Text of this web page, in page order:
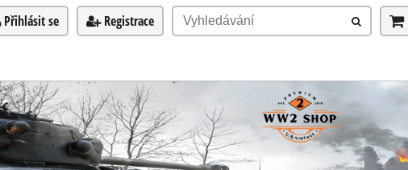
Přihlásit se Registrace